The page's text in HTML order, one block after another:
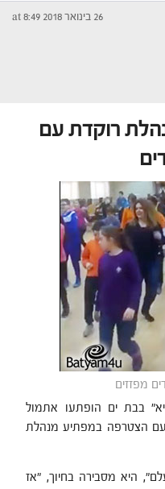
26 בינואר 2018 at 8:49
רוקדת עם
מפזזים
בבת ים הופתעו אתמול
עם הצטרפה במפתיע מנהלת
היא מסבירה בחיוך, "אז